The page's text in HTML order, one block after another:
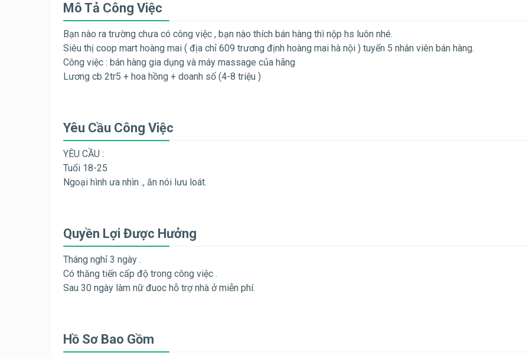
Mô Tả Công Việc
Bạn nào ra trường chưa có công việc , bạn nào thích bán hàng thì nộp hs luôn nhé.
Siêu thị coop mart hoàng mai ( địa chỉ 609 trương định hoàng mai hà nội ) tuyển 5 nhân viên bán hàng.
Công việc : bán hàng gia dụng và máy massage của hãng
Lương cb 2tr5 + hoa hồng + doanh số (4-8 triệu )
Yêu Cầu Công Việc
YÊU CẦU :
Tuổi 18-25
Ngoại hình ưa nhìn ., ăn nói lưu loát.
Quyền Lợi Được Hưởng
Tháng nghỉ 3 ngày .
Có thăng tiến cấp độ trong công việc .
Sau 30 ngày làm nữ đuoc hỗ trợ nhà ở miễn phí.
Hồ Sơ Bao Gồm